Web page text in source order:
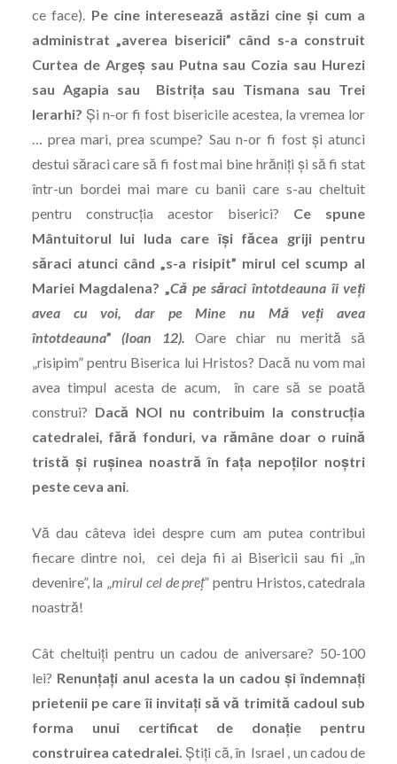
ce face). Pe cine interesează astăzi cine şi cum a
administrat „averea bisericii” când s-a construit
Curtea de Argeş sau Putna sau Cozia sau Hurezi
sau Agapia sau Bistriţa sau Tismana sau Trei
Ierarhi? Şi n-or fi fost bisericile acestea, la vremea lor
… prea mari, prea scumpe? Sau n-or fi fost şi atunci
destui săraci care să fi fost mai bine hrăniţi şi să fi stat
într-un bordei mai mare cu banii care s-au cheltuit
pentru construcţia acestor biserici? Ce spune
Mântuitorul lui Iuda care îşi făcea griji pentru
săraci atunci când „s-a risipit” mirul cel scump al
Mariei Magdalena? „Că pe săraci întotdeauna îi veţi
avea cu voi, dar pe Mine nu Mă veţi avea
întotdeauna”(Ioan 12). Oare chiar nu merită să
„risipim” pentru Biserica lui Hristos? Dacă nu vom mai
avea timpul acesta de acum, în care să se poată
construi? Dacă NOI nu contribuim la construcţia
catedralei, fără fonduri, va rămâne doar o ruină
tristă şi ruşinea noastră în faţa nepoţilor noştri
peste ceva ani.
Vă dau câteva idei despre cum am putea contribui
fiecare dintre noi, cei deja fii ai Bisericii sau fii „în
devenire”, la „mirul cel de preţ” pentru Hristos, catedrala
noastră!
Cât cheltuiţi pentru un cadou de aniversare? 50-100
lei? Renunţaţi anul acesta la un cadou şi îndemnaţi
prietenii pe care îi invitaţi să vă trimită cadoul sub
forma unui certificat de donaţie pentru
construirea catedralei. Ştiţi că, în Israel , un cadou de